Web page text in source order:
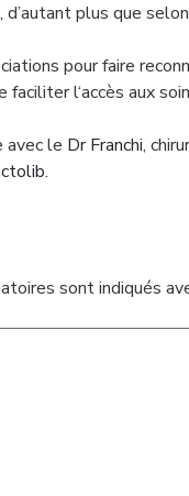
plus que
pour faire
l‘accès aux
avec le Dr Franchi,
.
sont indiqués